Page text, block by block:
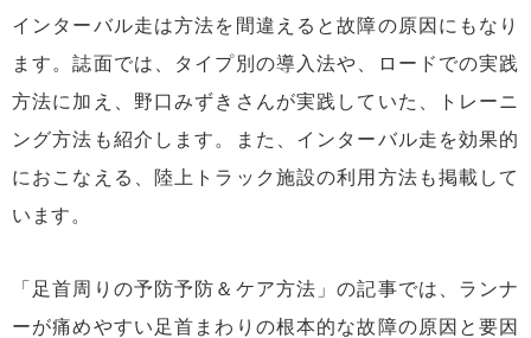
インターバル走は方法を間違えると故障の原因にもなり
ます。誌面では、タイプ別の導入法や、ロードでの実践
方法に加え、野口みずきさんが実践していた、トレーニ
ング方法も紹介します。また、インターバル走を効果的
におこなえる、陸上トラック施設の利用方法も掲載して
います。
「足首周りの予防予防＆ケア方法」の記事では、ランナ
ーが痛めやすい足首まわりの根本的な故障の原因と要因